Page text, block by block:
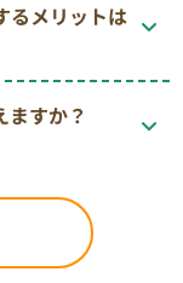
るメリットは
ますか？